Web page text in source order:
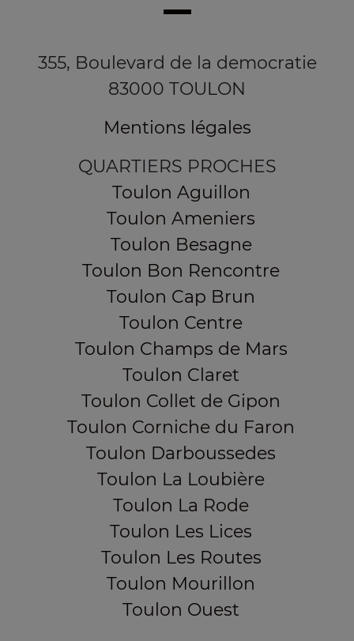
355, Boulevard de la democratie
83000 TOULON
Mentions légales
QUARTIERS PROCHES
Toulon Aguillon
Toulon Ameniers
Toulon Besagne
Toulon Bon Rencontre
Toulon Cap Brun
Toulon Centre
Toulon Champs de Mars
Toulon Claret
Toulon Collet de Gipon
Toulon Corniche du Faron
Toulon Darboussedes
Toulon La Loubière
Toulon La Rode
Toulon Les Lices
Toulon Les Routes
Toulon Mourillon
Toulon Ouest